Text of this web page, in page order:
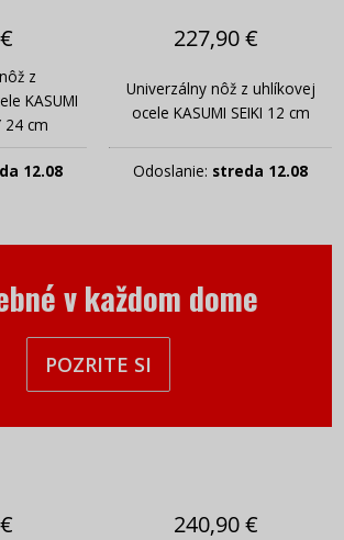
z
KASUMI
24 cm
12.08
227,90 €
Univerzálny nôž z uhlíkovej
ocele KASUMI SEIKI 12 cm
Odoslanie: streda 12.08
v každom dome
POZRITE SI
240,90 €